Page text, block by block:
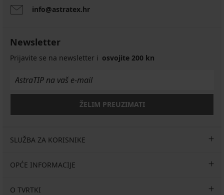
info@astratex.hr
Newsletter
Prijavite se na newsletter i osvojite 200 kn
ŽELIM PREUZIMATI
SLUŽBA ZA KORISNIKE
OPĆE INFORMACIJE
O TVRTKI